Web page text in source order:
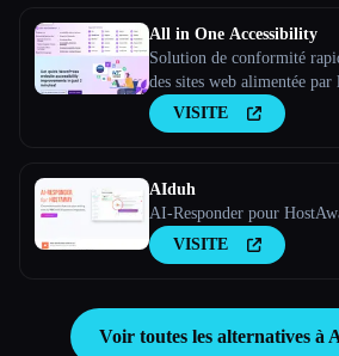
All in One Accessibility
Solution de conformité
des sites web alimentée
VISITE
AIduh
AI-Responder pour
VISITE
Voir toutes les alternatives à